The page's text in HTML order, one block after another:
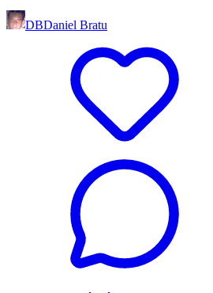
DBDaniel Bratu